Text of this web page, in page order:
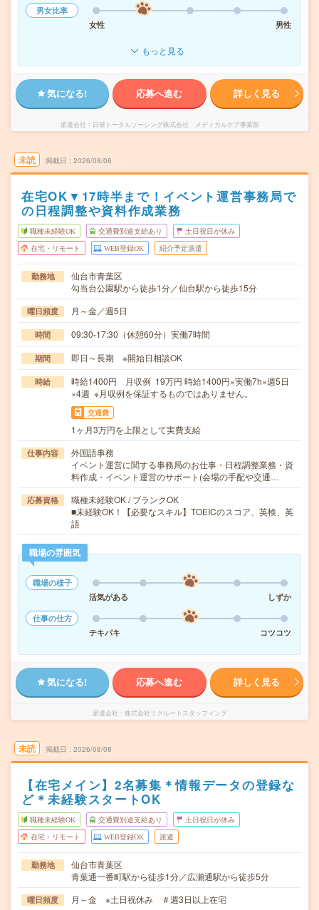
男女比率
女性
男性
もっと見る
気になる! 応募へ進む 詳しく見る
派遣会社 日研トータルソーシング株式会社 メディカルケア事業部
未読 掲載日 2026/08/06
在宅OK▼17時半まで！イベント運営事務局で
の日程調整や資料作成業務
職種未経験OK 交通費別途支給あり 土日祝日が休み
在宅・リモート WEB登録OK 紹介予定派遣
勤務地
仙台市青葉区
勾当台公園駅から徒歩1分／仙台駅から徒歩15分
曜日頻度 月～金／週5日
時間 09:30-17:30（休憩60分）実働7時間
期間 即日～長期 ※開始日相談OK
時給
時給1400円 月収例 19万円 時給1400円×実働7h×週5日
×4週 ※月収例を保証するものではありません。
交通費
1ヶ月3万円を上限として実費支給
仕事内容
外国語事務
イベント運営に関する事務局のお仕事・日程調整業務・資
料作成・イベント運営のサポート(会場の手配や交通…
応募資格
職種未経験OK / ブランクOK
■未経験OK！【必要なスキル】TOEICのスコア、英検、英
語
職場の雰囲気
職場の様子
活気がある
しずか
仕事の仕方
テキパキ
コツコツ
気になる! 応募へ進む 詳しく見る
派遣会社 株式会社リクルートスタッフィング
未読 掲載日 2026/08/08
【在宅メイン】2名募集＊情報データの登録な
ど＊未経験スタートOK
職種未経験OK 交通費別途支給あり 土日祝日が休み
在宅・リモート WEB登録OK 派遣
勤務地
仙台市青葉区
青葉通一番町駅から徒歩1分／広瀬通駅から徒歩5分
曜日頻度 月～金 ※土日祝休み ＃週3日以上在宅